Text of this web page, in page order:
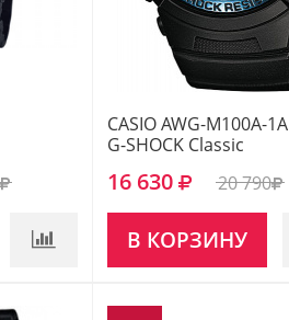
CASIO AWG-M100A-1A
G-SHOCK Classic
16 630 20 790
В КОРЗИНУ